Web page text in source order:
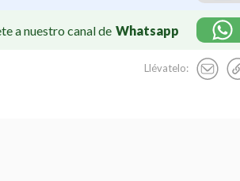
a nuestro canal de Whatsapp
Llévatelo: